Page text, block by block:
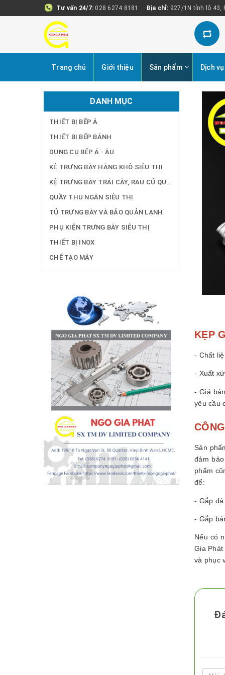
Tư vấn 24/7: 028 6274 8181 Địa chỉ: 927/1N tỉnh lộ 43,
Trang chủ Giới thiệu Sản phẩm Dịch vụ
KẸP
- Chất
- Xuất
- Giá
yêu cầu
Sản
đảm
phẩm
để:
- Gắp
- Gắp
Nếu có
Gia
và phục
DANH MỤC
THIẾT BỊ BẾP Á
THIẾT BỊ BẾP BÁNH
DỤNG CỤ BẾP Á - ÂU
KỆ TRƯNG BÀY HÀNG KHÔ SIÊU THỊ
QUẦY THU NGÂN SIÊU THỊ
TỦ TRƯNG BÀY VÀ BẢO QUẢN LẠNH
PHỤ KIỆN TRƯNG BÀY SIÊU THỊ
THIẾT BỊ INOX
CHẾ TẠO MÁY